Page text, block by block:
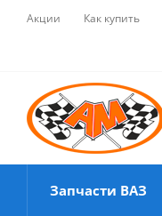
Акции Как купить
Запчасти ВАЗ